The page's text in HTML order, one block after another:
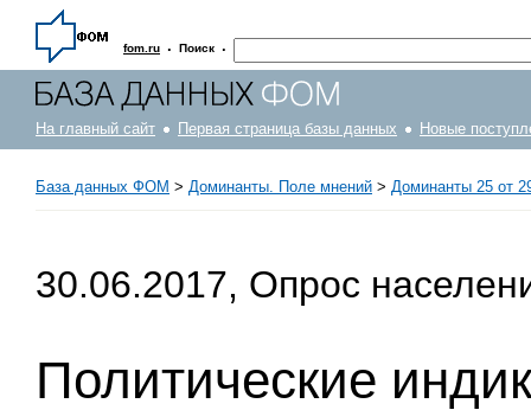
fom.ru · Поиск ·
На главный сайт Первая страница базы данных Новые
База данных ФОМ > Доминанты. Поле мнений > Доминанты 25 от
30.06.2017, Опрос
Политические